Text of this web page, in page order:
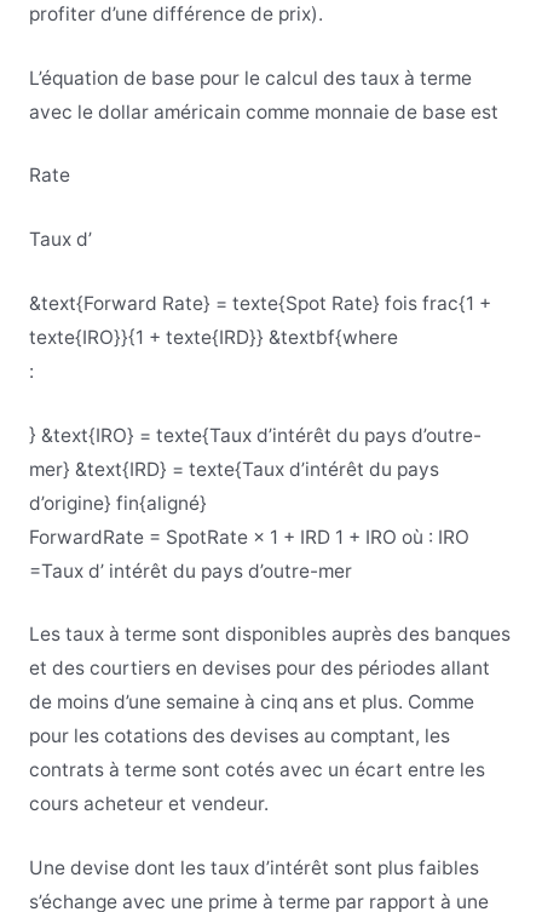
profiter d’une différence de prix).
L’équation de base pour le calcul des taux à terme
avec le dollar américain comme monnaie de base est
Rate
Taux d’
&text{Forward Rate} = texte{Spot Rate} fois frac{1 +
texte{IRO}}{1 + texte{IRD}} &textbf{where
:
} &text{IRO} = texte{Taux d’intérêt du pays d’outre-
mer} &text{IRD} = texte{Taux d’intérêt du pays
d’origine} fin{aligné}
ForwardRate = SpotRate × 1 + IRD 1 + IRO où : IRO
=Taux d’ intérêt du pays d’outre-mer
Les taux à terme sont disponibles auprès des banques
et des courtiers en devises pour des périodes allant
de moins d’une semaine à cinq ans et plus. Comme
pour les cotations des devises au comptant, les
contrats à terme sont cotés avec un écart entre les
cours acheteur et vendeur.
Une devise dont les taux d’intérêt sont plus faibles
s’échange avec une prime à terme par rapport à une